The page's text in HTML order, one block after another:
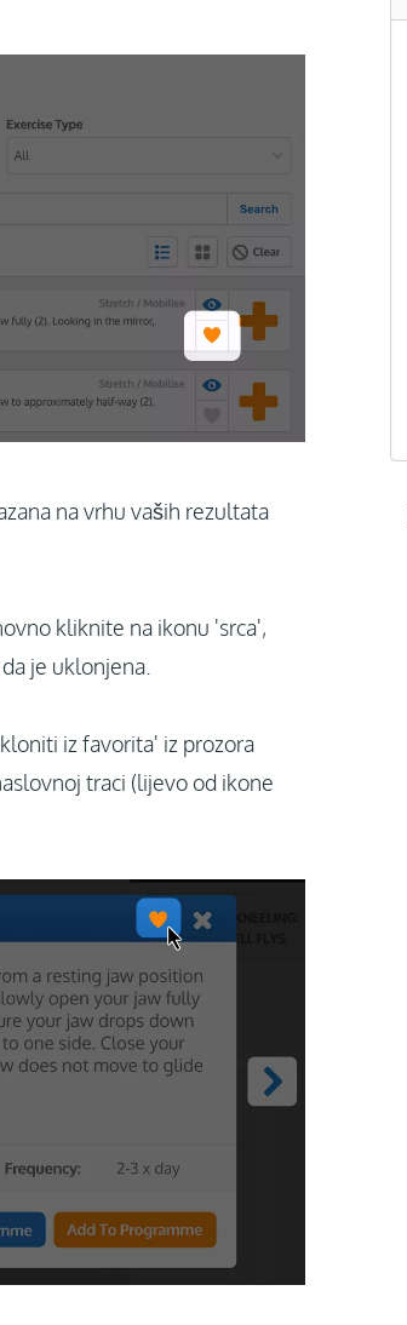
na vrhu vaših rezultata
kliknite na ikonu 'srca',
je uklonjena.
iz favorita' iz prozora
traci (lijevo od ikone